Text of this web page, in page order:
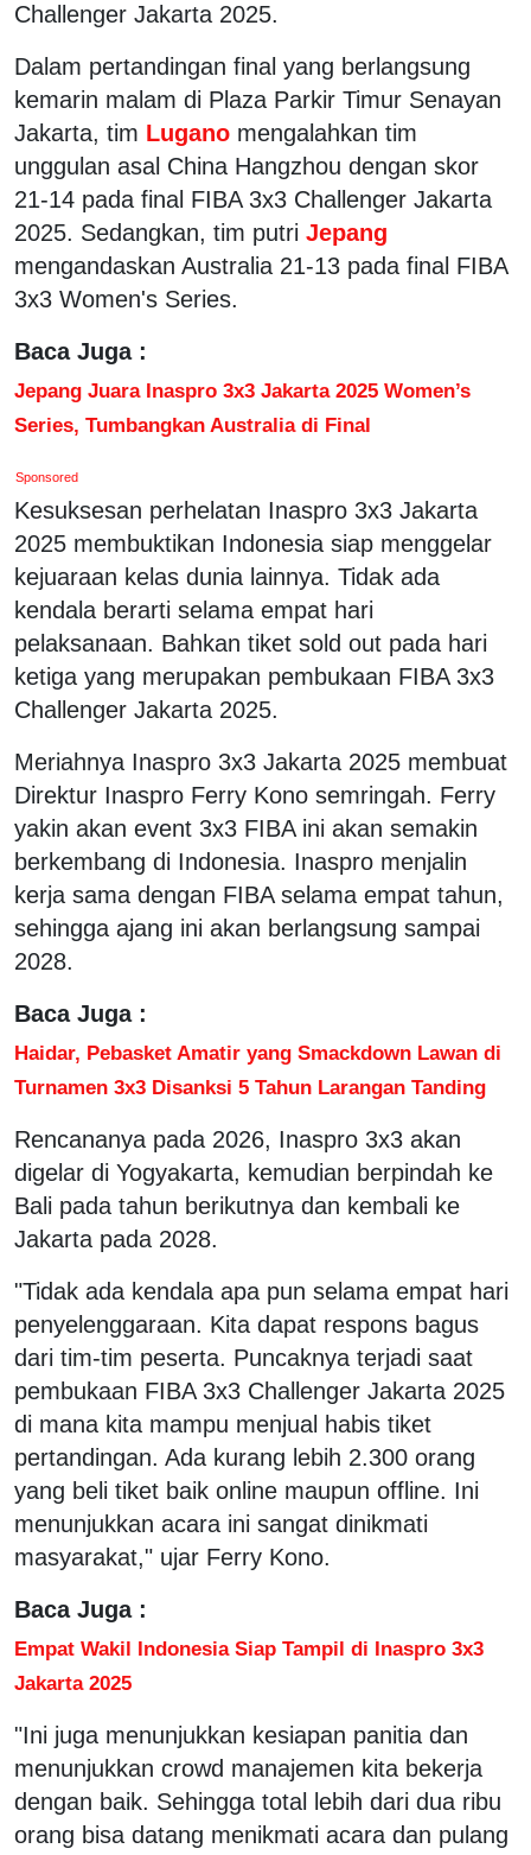
Challenger Jakarta 2025.
Dalam pertandingan final yang berlangsung
kemarin malam di Plaza Parkir Timur Senayan
Jakarta, tim Lugano mengalahkan tim
unggulan asal China Hangzhou dengan skor
21-14 pada final FIBA 3x3 Challenger Jakarta
2025. Sedangkan, tim putri Jepang
mengandaskan Australia 21-13 pada final FIBA
3x3 Women's Series.
Baca Juga :
Jepang Juara Inaspro 3x3 Jakarta 2025 Women’s
Series, Tumbangkan Australia di Final
Sponsored
Kesuksesan perhelatan Inaspro 3x3 Jakarta
2025 membuktikan Indonesia siap menggelar
kejuaraan kelas dunia lainnya. Tidak ada
kendala berarti selama empat hari
pelaksanaan. Bahkan tiket sold out pada hari
ketiga yang merupakan pembukaan FIBA 3x3
Challenger Jakarta 2025.
Meriahnya Inaspro 3x3 Jakarta 2025 membuat
Direktur Inaspro Ferry Kono semringah. Ferry
yakin akan event 3x3 FIBA ini akan semakin
berkembang di Indonesia. Inaspro menjalin
kerja sama dengan FIBA selama empat tahun,
sehingga ajang ini akan berlangsung sampai
2028.
Baca Juga :
Haidar, Pebasket Amatir yang Smackdown Lawan di
Turnamen 3x3 Disanksi 5 Tahun Larangan Tanding
Rencananya pada 2026, Inaspro 3x3 akan
digelar di Yogyakarta, kemudian berpindah ke
Bali pada tahun berikutnya dan kembali ke
Jakarta pada 2028.
"Tidak ada kendala apa pun selama empat hari
penyelenggaraan. Kita dapat respons bagus
dari tim-tim peserta. Puncaknya terjadi saat
pembukaan FIBA 3x3 Challenger Jakarta 2025
di mana kita mampu menjual habis tiket
pertandingan. Ada kurang lebih 2.300 orang
yang beli tiket baik online maupun offline. Ini
menunjukkan acara ini sangat dinikmati
masyarakat," ujar Ferry Kono.
Baca Juga :
Empat Wakil Indonesia Siap Tampil di Inaspro 3x3
Jakarta 2025
"Ini juga menunjukkan kesiapan panitia dan
menunjukkan crowd manajemen kita bekerja
dengan baik. Sehingga total lebih dari dua ribu
orang bisa datang menikmati acara dan pulang